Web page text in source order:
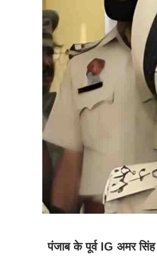
पंजाब के पूर्व IG अमर